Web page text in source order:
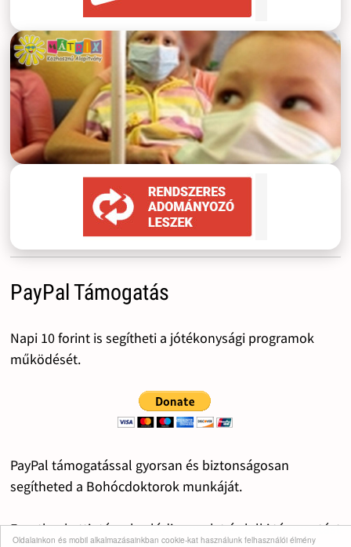
Oldalainkon és mobil alkalmazásainkban cookie-kat használunk felhasználói élmény
PayPal Támogatás
Napi 10 forint is segítheti a jótékonysági programok
működését.
PayPal támogatással gyorsan és biztonságosan
segítheted a Bohócdoktorok munkáját.
Egyetlen kattintással valódi mosolyt és lelki támogatást